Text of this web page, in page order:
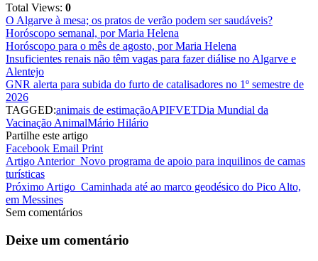
Total Views: 0
O Algarve à mesa; os pratos de verão podem ser saudáveis?
Horóscopo semanal, por Maria Helena
Horóscopo para o mês de agosto, por Maria Helena
Insuficientes renais não têm vagas para fazer diálise no Algarve e
Alentejo
GNR alerta para subida do furto de catalisadores no 1º semestre de
2026
TAGGED:animais de estimaçãoAPIFVETDia Mundial da
Vacinação AnimalMário Hilário
Partilhe este artigo
Facebook Email Print
Artigo Anterior Novo programa de apoio para inquilinos de camas
turísticas
Próximo Artigo Caminhada até ao marco geodésico do Pico Alto,
em Messines
Sem comentários
Deixe um comentário